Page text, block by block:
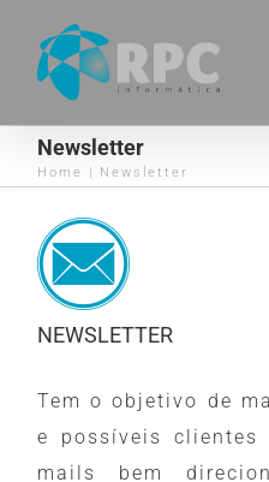
content
Newsletter
Home Newsletter
NEWSLETTER
Tem o objetivo de
e possíveis clientes
mails bem